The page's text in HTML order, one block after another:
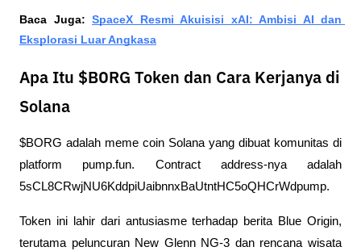
Baca Juga: SpaceX Resmi Akuisisi xAI: Ambisi AI dan
Eksplorasi Luar Angkasa
Apa Itu $BORG Token dan Cara Kerjanya di
Solana
$BORG adalah meme coin Solana yang dibuat komunitas di
platform pump.fun. Contract address-nya adalah
5sCL8CRwjNU6KddpiUaibnnxBaUtntHC5oQHCrWdpump.
Token ini lahir dari antusiasme terhadap berita Blue Origin,
terutama peluncuran New Glenn NG-3 dan rencana wisata